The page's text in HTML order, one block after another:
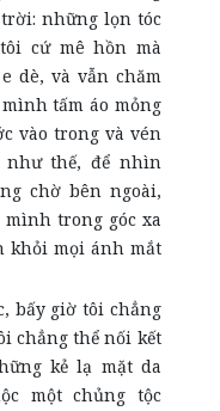
những lọn tóc
cứ mê hồn mà
dè, và vẫn chăm
tấm áo mỏng
vào trong và vén
như thế, để nhìn
chờ bên ngoài,
trong góc xa
khỏi mọi ánh mắt
giờ tôi chẳng
chẳng thể nối kết
kẻ lạ mặt da
một chủng tộc